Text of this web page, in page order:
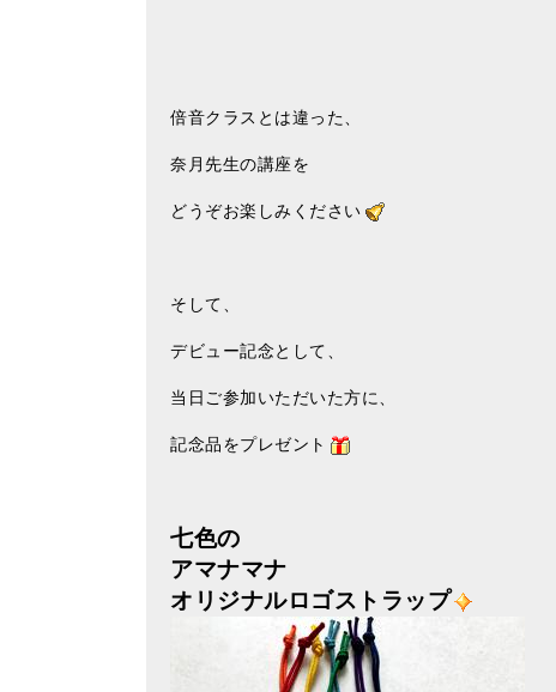
倍音クラスとは違った、
奈月先生の講座を
どうぞお楽しみください
そして、
デビュー記念として、
当日ご参加いただいた方に、
記念品をプレゼント
七色の
アマナマナ
オリジナルロゴストラップ